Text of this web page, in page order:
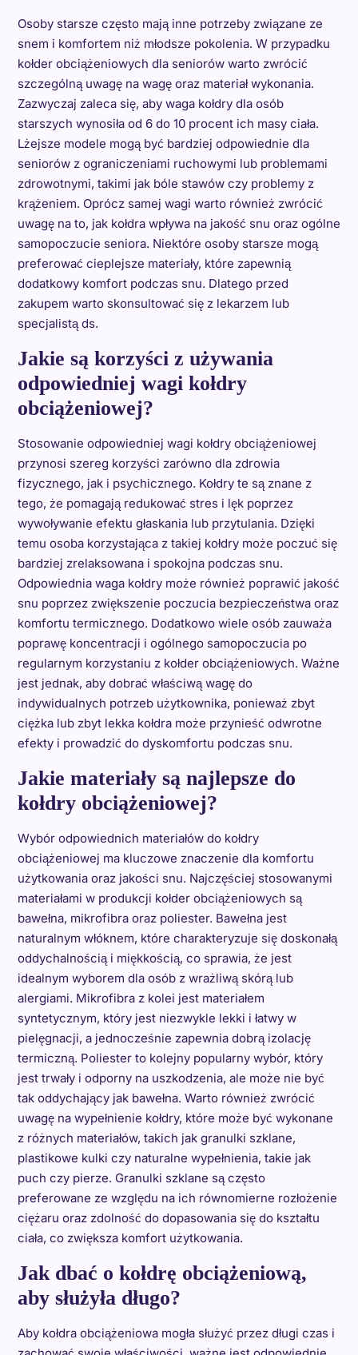
Osoby starsze często mają inne potrzeby związane ze
snem i komfortem niż młodsze pokolenia. W przypadku
kołder obciążeniowych dla seniorów warto zwrócić
szczególną uwagę na wagę oraz materiał wykonania.
Zazwyczaj zaleca się, aby waga kołdry dla osób
starszych wynosiła od 6 do 10 procent ich masy ciała.
Lżejsze modele mogą być bardziej odpowiednie dla
seniorów z ograniczeniami ruchowymi lub problemami
zdrowotnymi, takimi jak bóle stawów czy problemy z
krążeniem. Oprócz samej wagi warto również zwrócić
uwagę na to, jak kołdra wpływa na jakość snu oraz ogólne
samopoczucie seniora. Niektóre osoby starsze mogą
preferować cieplejsze materiały, które zapewnią
dodatkowy komfort podczas snu. Dlatego przed
zakupem warto skonsultować się z lekarzem lub
specjalistą ds.
Jakie są korzyści z używania
odpowiedniej wagi kołdry
obciążeniowej?
Stosowanie odpowiedniej wagi kołdry obciążeniowej
przynosi szereg korzyści zarówno dla zdrowia
fizycznego, jak i psychicznego. Kołdry te są znane z
tego, że pomagają redukować stres i lęk poprzez
wywoływanie efektu głaskania lub przytulania. Dzięki
temu osoba korzystająca z takiej kołdry może poczuć się
bardziej zrelaksowana i spokojna podczas snu.
Odpowiednia waga kołdry może również poprawić jakość
snu poprzez zwiększenie poczucia bezpieczeństwa oraz
komfortu termicznego. Dodatkowo wiele osób zauważa
poprawę koncentracji i ogólnego samopoczucia po
regularnym korzystaniu z kołder obciążeniowych. Ważne
jest jednak, aby dobrać właściwą wagę do
indywidualnych potrzeb użytkownika, ponieważ zbyt
ciężka lub zbyt lekka kołdra może przynieść odwrotne
efekty i prowadzić do dyskomfortu podczas snu.
Jakie materiały są najlepsze do
kołdry obciążeniowej?
Wybór odpowiednich materiałów do kołdry
obciążeniowej ma kluczowe znaczenie dla komfortu
użytkowania oraz jakości snu. Najczęściej stosowanymi
materiałami w produkcji kołder obciążeniowych są
bawełna, mikrofibra oraz poliester. Bawełna jest
naturalnym włóknem, które charakteryzuje się doskonałą
oddychalnością i miękkością, co sprawia, że jest
idealnym wyborem dla osób z wrażliwą skórą lub
alergiami. Mikrofibra z kolei jest materiałem
syntetycznym, który jest niezwykle lekki i łatwy w
pielęgnacji, a jednocześnie zapewnia dobrą izolację
termiczną. Poliester to kolejny popularny wybór, który
jest trwały i odporny na uszkodzenia, ale może nie być
tak oddychający jak bawełna. Warto również zwrócić
uwagę na wypełnienie kołdry, które może być wykonane
z różnych materiałów, takich jak granulki szklane,
plastikowe kulki czy naturalne wypełnienia, takie jak
puch czy pierze. Granulki szklane są często
preferowane ze względu na ich równomierne rozłożenie
ciężaru oraz zdolność do dopasowania się do kształtu
ciała, co zwiększa komfort użytkowania.
Jak dbać o kołdrę obciążeniową,
aby służyła długo?
Aby kołdra obciążeniowa mogła służyć przez długi czas i